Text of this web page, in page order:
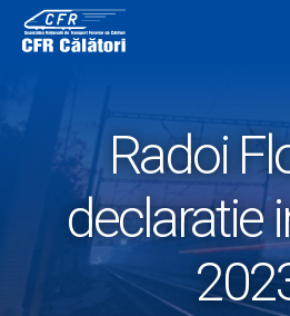
content
Radoi
declaratie